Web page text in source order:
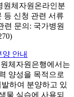
원체자원온라인분
등 신청 관련 서류
련 문의: 국가병원
안내
체자원은행에서는
양성을 목적으로
하여 분양하고 있
물 실습에 사용되